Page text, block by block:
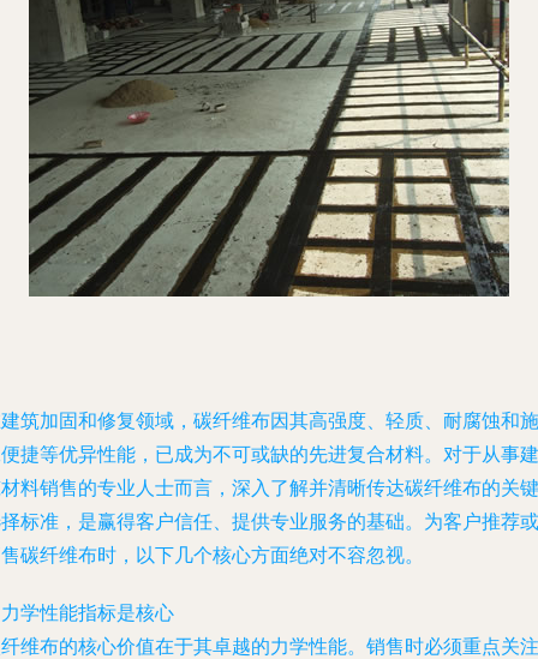
筑加固和修复领域，碳纤维布因其高强度、轻质、耐腐蚀和施
捷等优异性能，已成为不可或缺的先进复合材料。对于从事建
料销售的专业人士而言，深入了解并清晰传达碳纤维布的关键
标准，是赢得客户信任、提供专业服务的基础。为客户推荐或
碳纤维布时，以下几个核心方面绝对不容忽视。
力学性能指标是核心
维布的核心价值在于其卓越的力学性能。销售时必须重点关注